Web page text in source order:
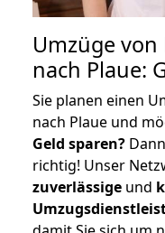
Umzüge
nach Plaue:
Sie planen einen
nach Plaue und
Geld sparen?
richtig! Unser
zuverlässige und